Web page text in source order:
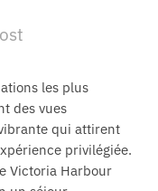
les plus
des vues
qui attirent
privilégiée.
Victoria Harbour